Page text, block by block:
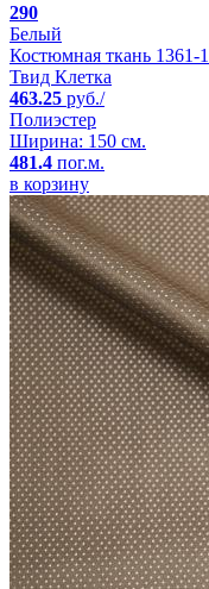
290
Белый
Костюмная ткань
Твид Клетка
463.25 руб./
Полиэстер
Ширина: 150 см.
481.4 пог.м.
в корзину